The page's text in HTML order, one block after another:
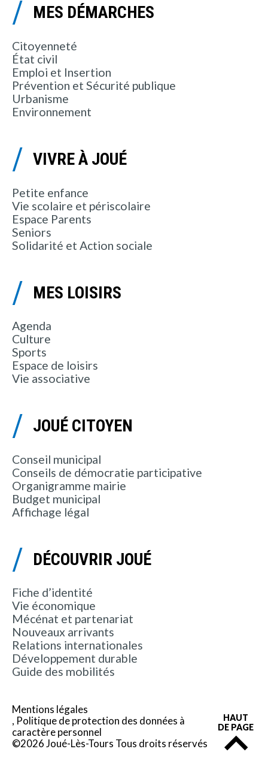
MES DÉMARCHES
Citoyenneté
État civil
Emploi et Insertion
Prévention et Sécurité publique
Urbanisme
Environnement
VIVRE À JOUÉ
Petite enfance
Vie scolaire et périscolaire
Espace Parents
Seniors
Solidarité et Action sociale
MES LOISIRS
Agenda
Culture
Sports
Espace de loisirs
Vie associative
JOUÉ CITOYEN
Conseil municipal
Conseils de démocratie participative
Organigramme mairie
Budget municipal
Affichage légal
DÉCOUVRIR JOUÉ
Fiche d’identité
Vie économique
Mécénat et partenariat
Nouveaux arrivants
Relations internationales
Développement durable
Guide des mobilités
Mentions légales
Politique de protection des données à
caractère personnel
©2026 Joué-Lès-Tours Tous droits réservés
HAUT
DE PAGE